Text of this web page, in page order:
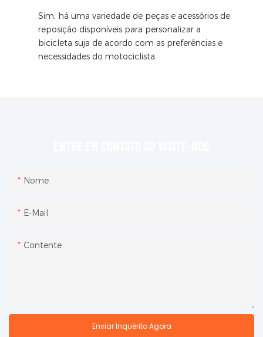
Sim, há uma variedade de peças e acessórios de
reposição disponíveis para personalizar a
bicicleta suja de acordo com as preferências e
necessidades do motociclista.
Nome
E-Mail
Contente
Enviar Inquérito Agora